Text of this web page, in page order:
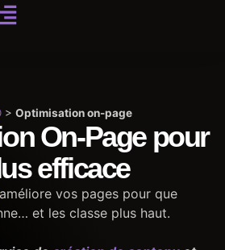
> Optimisation on-page
On-Page pour
efficace
améliore vos pages pour que
et les classe plus haut.